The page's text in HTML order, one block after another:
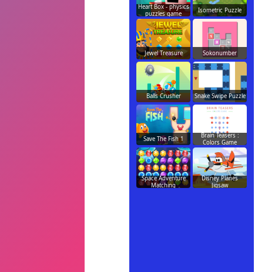
Heart Box - physics
puzzles game
Isometric Puzzle
Jewel Treasure Sokonumber
Balls Crusher Snake Swipe Puzzle
Save The Fish 1
Brain Teasers :
Colors Game
Space Adventure
Matching
Disney Planes
Jigsaw